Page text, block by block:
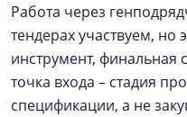
Работа через
тендерах участвуем, но
инструмент, финальная
точка входа – стадия
спецификации, а не